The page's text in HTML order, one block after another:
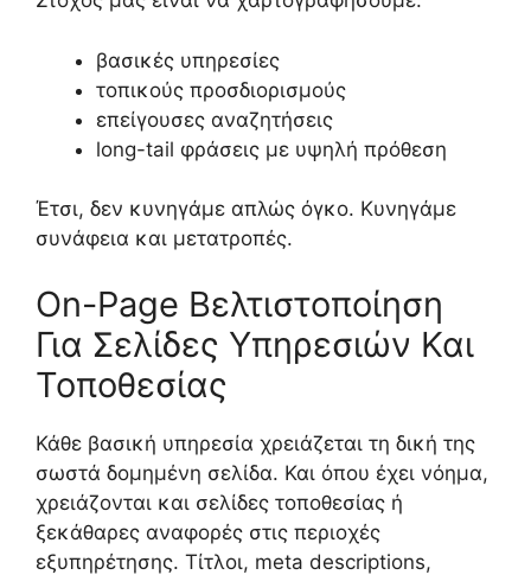
βασικές υπηρεσίες
τοπικούς προσδιορισμούς
επείγουσες αναζητήσεις
long-tail φράσεις με υψηλή πρόθεση
Έτσι, δεν κυνηγάμε απλώς όγκο. Κυνηγάμε
συνάφεια και μετατροπές.
On-Page Βελτιστοποίηση
Για Σελίδες Υπηρεσιών Και
Τοποθεσίας
Κάθε βασική υπηρεσία χρειάζεται τη δική της
σωστά δομημένη σελίδα. Και όπου έχει νόημα,
χρειάζονται και σελίδες τοποθεσίας ή
ξεκάθαρες αναφορές στις περιοχές
εξυπηρέτησης. Τίτλοι, meta descriptions,